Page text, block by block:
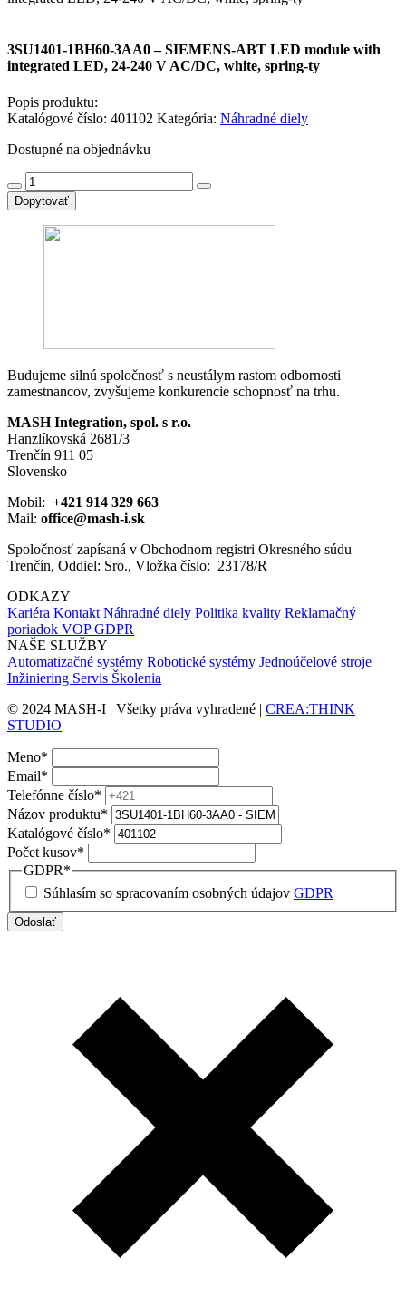
3SU1401-1BH60-3AA0 – SIEMENS-ABT LED module with
integrated LED, 24-240 V AC/DC, white, spring-ty
Popis produktu:
Katalógové číslo: 401102 Kategória: Náhradné diely
Dostupné na objednávku
množstvo
3SU1401-
1BH60-
24-
240
AC/DC,
white,
spring-
ty
Dopytovať
Budujeme silnú spoločnosť s neustálym rastom odbornosti
zamestnancov, zvyšujeme konkurencie schopnosť na trhu.
MASH Integration, spol. s r.o.
Hanzlíkovská 2681/3
Trenčín 911 05
Slovensko
Mobil: +421 914 329 663
Mail: office@mash-i.sk
Spoločnosť zapísaná v Obchodnom registri Okresného súdu
Trenčín, Oddiel: Sro., Vložka číslo: 23178/R
ODKAZY
Kariéra Kontakt Náhradné diely Politika kvality Reklamačný
poriadok VOPGDPR
NAŠE SLUŽBY
Automatizačné systémy Robotické systémy Jednoúčelové stroje
Inžiniering Servis Školenia
© 2024 MASH-I | Všetky práva vyhradené | CREA:THINK
STUDIO
Meno*
Email*
Telefónne číslo*
Názov produktu*
Katalógové číslo*
Počet kusov*
GDPR*
Súhlasím so spracovaním osobných údajov GDPR
Odoslať